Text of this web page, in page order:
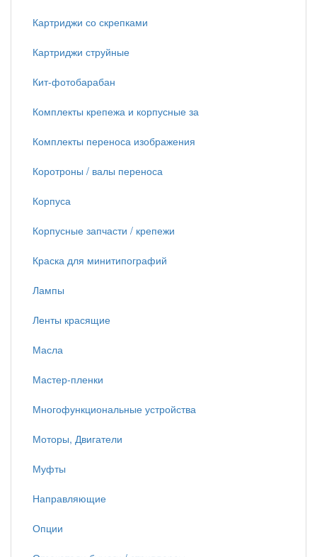
Картриджи со скрепками
Картриджи струйные
Кит-фотобарабан
Комплекты крепежа и корпусные за
Комплекты переноса изображения
Коротроны / валы переноса
Корпуса
Корпусные запчасти / крепежи
Краска для минитипографий
Лампы
Ленты красящие
Масла
Мастер-пленки
Многофункциональные устройства
Моторы, Двигатели
Муфты
Направляющие
Опции